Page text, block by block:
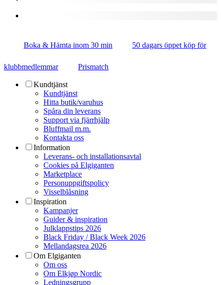
Boka & Hämta inom 30 min 50 dagars öppet köp för
klubbmedlemmar Prismatch
Kundtjänst
Kundtjänst
Hitta butik/varuhus
Spåra din leverans
Support via fjärrhjälp
Bluffmail m.m.
Kontakta oss
Information
Leverans- och installationsavtal
Cookies på Elgiganten
Marketplace
Personuppgiftspolicy
Visselblåsning
Inspiration
Kampanjer
Guider & inspiration
Julklappstips 2026
Black Friday / Black Week 2026
Mellandagsrea 2026
Om Elgiganten
Om oss
Om Elkjøp Nordic
Ledningsgrupp